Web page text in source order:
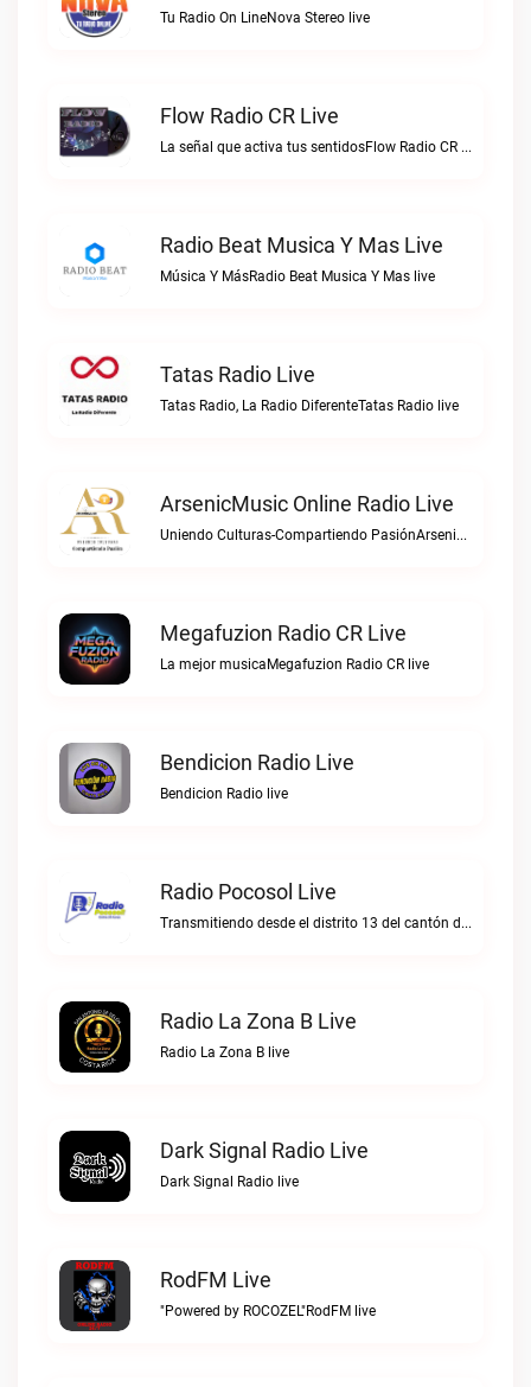
Tu Radio On LineNova Stereo live
Flow Radio CR Live
La señal que activa tus sentidosFlow Radio CR live
Radio Beat Musica Y Mas Live
Música Y MásRadio Beat Musica Y Mas live
Tatas Radio Live
Tatas Radio, La Radio DiferenteTatas Radio live
ArsenicMusic Online Radio Live
Uniendo Culturas-Compartiendo PasiónArsenicMusic Online Radio live
Megafuzion Radio CR Live
La mejor musicaMegafuzion Radio CR live
Bendicion Radio Live
Bendicion Radio live
Radio Pocosol Live
Transmitiendo desde el distrito 13 del cantón de Santa Rosa de Pocosol.Radio Pocosol live
Radio La Zona B Live
Radio La Zona B live
Dark Signal Radio Live
Dark Signal Radio live
RodFM Live
"Powered by ROCOZEL"RodFM live